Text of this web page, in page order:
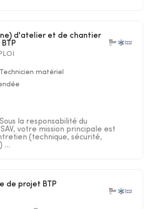
matériel
la responsabilité du
votre mission principale est
(technique, sécurité,
...
de projet BTP